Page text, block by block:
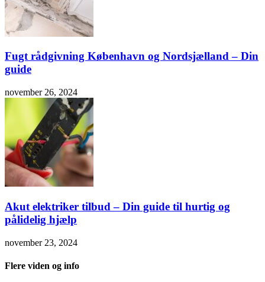
Fugt rådgivning København og Nordsjælland – Din
guide
november 26, 2024
Akut elektriker tilbud – Din guide til hurtig og
pålidelig hjælp
november 23, 2024
Flere viden og info